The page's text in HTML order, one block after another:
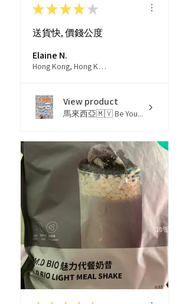
★★★★ ★
送貨快, 價錢公度
Elaine N.
Hong Kong, Hong Kong
View product
馬來西亞🇲🇾 Be You...